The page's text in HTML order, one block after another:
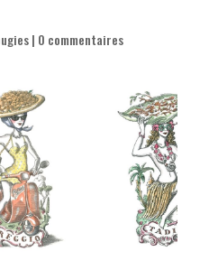
| 0 commentaires